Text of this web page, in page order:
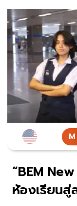
“BEM
ห้องเรียนสู่